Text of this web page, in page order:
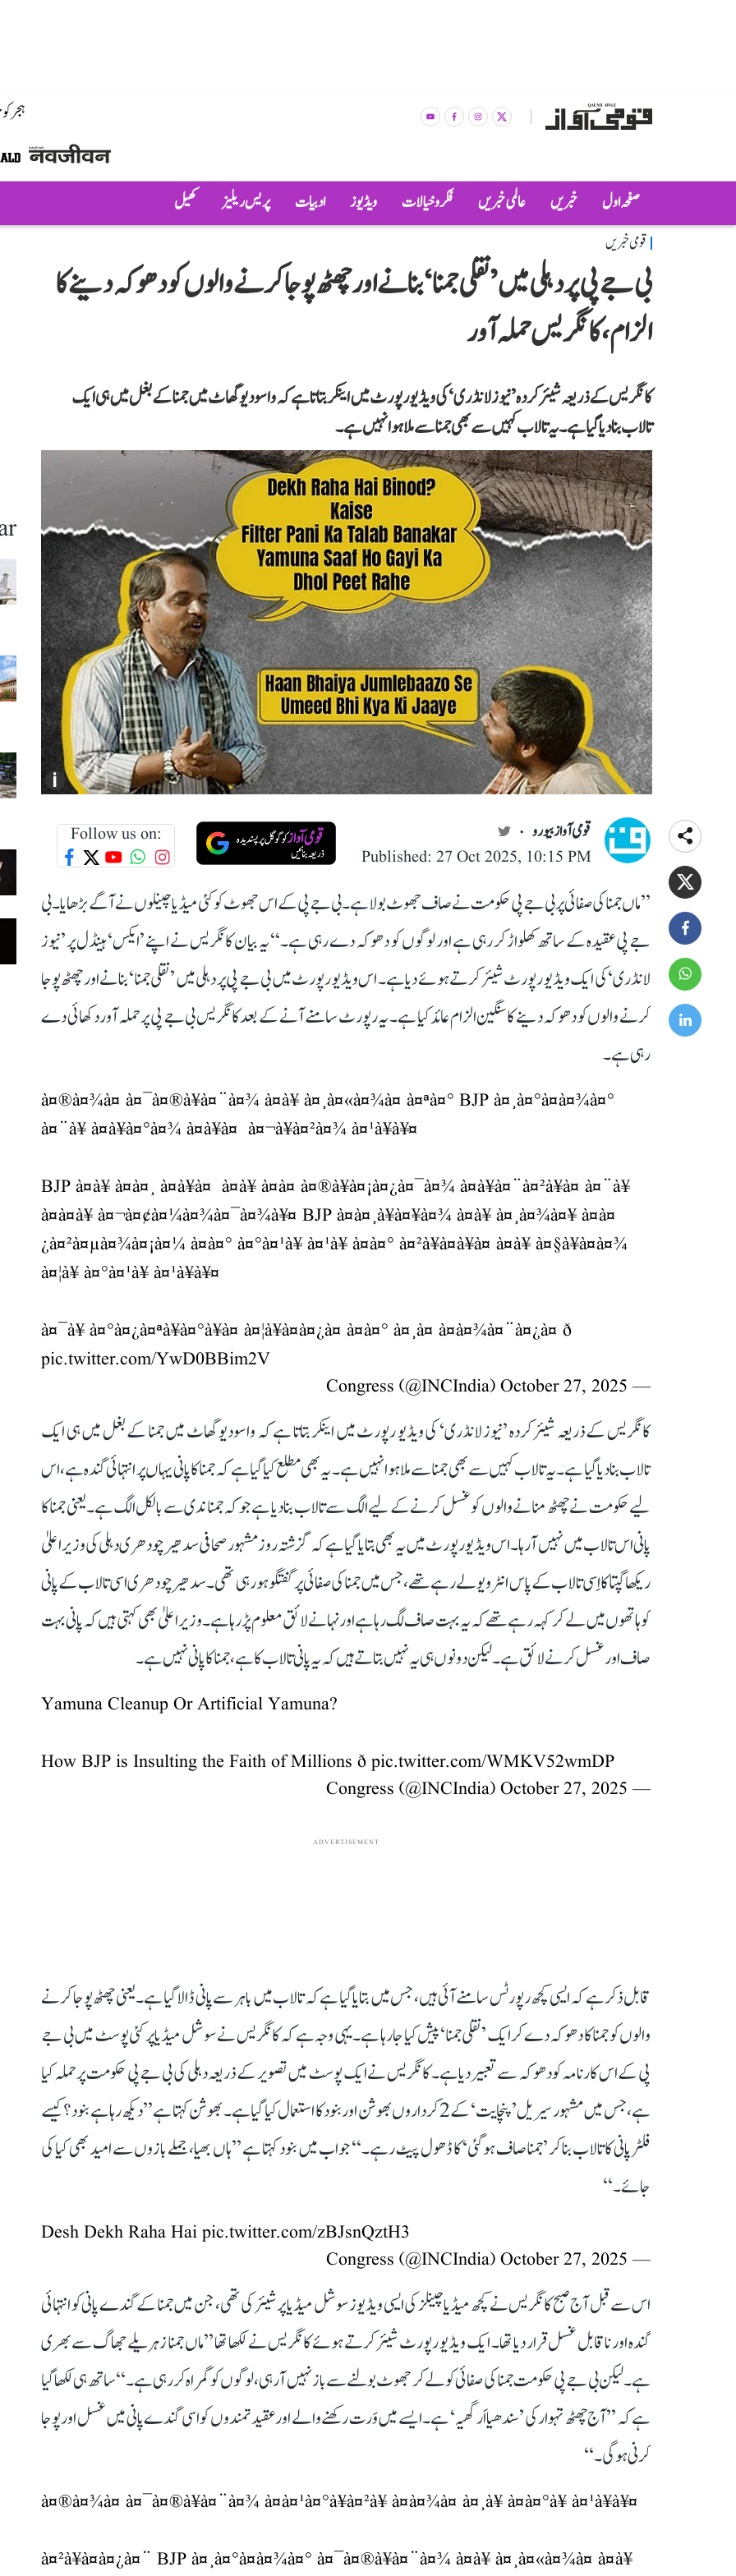
ہجر
صفحہ اول خبریں عالمی خبریں فکر و خیالات ویڈیوز ادبیات پریس ریلیز کھیل
قومی خبریں
بی جے پی پر دہلی میں ’نقلی جمنا‘ بنانے اور چھٹھ پوجا کرنے والوں کو دھوکہ دینے کا
الزام، کانگریس حملہ آور
کانگریس کے ذریعہ شیئر کردہ ’نیوز لانڈری‘ کی ویڈیو رپورٹ میں اینکر بتاتا ہے کہ واسودیو گھاٹ میں جمنا کے بغل میں ہی ایک
تالاب بنا دیا گیا ہے۔ یہ تالاب کہیں سے بھی جمنا سے ملا ہوا نہیں ہے۔
i
قومی آواز بیورو
Published: 27 Oct 2025, 10:15 PM
Follow us on:
’’ماں جمنا کی صفائی پر بی جے پی حکومت نے صاف جھوٹ بولا ہے۔ بی جے پی کے اس جھوٹ کو کئی میڈیا چینلوں نے آگے بڑھایا۔ بی
جے پی عقیدہ کے ساتھ کھلواڑ کر رہی ہے اور لوگوں کو دھوکہ دے رہی ہے۔‘‘ یہ بیان کانگریس نے اپنے ’ایکس‘ ہینڈل پر ’نیوز
لانڈری‘ کی ایک ویڈیو رپورٹ شیئر کرتے ہوئے دیا ہے۔ اس ویڈیو رپورٹ میں بی جے پی پر دہلی میں ’نقلی جمنا‘ بنانے اور چھٹھ پوجا
کرنے والوں کو دھوکہ دینے کا سنگین الزام عائد کیا ہے۔ یہ رپورٹ سامنے آنے کے بعد کانگریس بی جے پی پر حملہ آور دکھائی دے
رہی ہے۔
à¤®à¤¾à¤ à¤¯à¤®à¥à¤¨à¤¾ à¤à¥ à¤¸à¤«à¤¾à¤ à¤ªà¤° BJP à¤¸à¤°à¤à¤¾à¤°
à¤¨à¥ à¤à¥à¤°à¤¾ à¤à¥à¤ à¤¬à¥à¤²à¤¾ à¤¹à¥à¥¤
BJP à¤à¥ à¤à¤¸ à¤à¥à¤ à¤à¥ à¤à¤ à¤®à¥à¤¡à¤¿à¤¯à¤¾ à¤à¥à¤¨à¤²à¥à¤ à¤¨à¥
à¤à¤à¥ à¤¬à¤¢à¤¼à¤¾à¤¯à¤¾à¥¤ BJP à¤à¤¸à¥à¤¥à¤¾ à¤à¥ à¤¸à¤¾à¤¥ à¤à¤
¿à¤²à¤µà¤¾à¤¡à¤¼ à¤à¤° à¤°à¤¹à¥ à¤¹à¥ à¤à¤° à¤²à¥à¤à¥à¤ à¤à¥ à¤§à¥à¤à¤¾
à¤¦à¥ à¤°à¤¹à¥ à¤¹à¥à¥¤
à¤¯à¥ à¤°à¤¿à¤ªà¥à¤°à¥à¤ à¤¦à¥à¤à¤¿à¤ à¤à¤° à¤¸à¤ à¤à¤¾à¤¨à¤¿à¤ ð
pic.twitter.com/YwD0BBim2V
— Congress (@INCIndia)
October 27, 2025
کانگریس کے ذریعہ شیئر کردہ ’نیوز لانڈری‘ کی ویڈیو رپورٹ میں اینکر بتاتا ہے کہ واسودیو گھاٹ میں جمنا کے بغل میں ہی ایک
تالاب بنا دیا گیا ہے۔ یہ تالاب کہیں سے بھی جمنا سے ملا ہوا نہیں ہے۔ یہ بھی مطلع کیا گیا ہے کہ جمنا کا پانی یہاں پر انتہائی گندہ ہے، اس
لیے حکومت نے چھٹھ منانے والوں کو غسل کرنے کے لیے الگ سے تالاب بنا دیا ہے جو کہ جمنا ندی سے بالکل الگ ہے۔ یعنی جمنا کا
پانی اس تالاب میں نہیں آ رہا۔ اس ویڈیو رپورٹ میں یہ بھی بتایا گیا ہے کہ گزشتہ روز مشہور صحافی سدھیر چودھری دہلی کی وزیر اعلیٰ
ریکھا گپتا کا اِسی تالاب کے پاس انٹرویو لے رہے تھے، جس میں جمنا کی صفائی پر گفتگو ہو رہی تھی۔ سدھیر چودھری اسی تالاب کے پانی
کو ہاتھوں میں لے کر کہہ رہے تھے کہ یہ بہت صاف لگ رہا ہے اور نہانے لائق معلوم پڑ رہا ہے۔ وزیر اعلیٰ بھی کہتی ہیں کہ پانی بہت
صاف اور غسل کرنے لائق ہے۔ لیکن دونوں ہی یہ نہیں بتاتے ہیں کہ یہ پانی تالاب کا ہے، جمنا کا پانی نہیں ہے۔
Yamuna Cleanup Or Artificial Yamuna?
How BJP is Insulting the Faith of Millions ðpic.twitter.com/WMKV52wmDP
— Congress (@INCIndia)
October 27, 2025
ADVERTISEMENT
قابل ذکر ہے کہ ایسی کچھ رپورٹس سامنے آئی ہیں، جس میں بتایا گیا ہے کہ تالاب میں باہر سے پانی ڈالا گیا ہے۔ یعنی چھٹھ پوجا کرنے
والوں کو جمنا کا دھوکہ دے کر ایک ’نقلی جمنا‘ پیش کیا جا رہا ہے۔ یہی وجہ ہے کہ کانگریس نے سوشل میڈیا پر کئی پوسٹ میں بی جے
پی کے اس کارنامہ کو دھوکہ سے تعبیر دیا ہے۔ کانگریس نے ایک پوسٹ میں تصویر کے ذریعہ دہلی کی بی جے پی حکومت پر حملہ کیا
ہے، جس میں مشہور سیریل ’پنچایت‘ کے 2 کرداروں بھوشن اور بنود کا استعمال کیا گیا ہے۔ بھوشن کہتا ہے ’’دیکھ رہا ہے بنود؟ کیسے
فلٹر پانی کا تالاب بنا کر ’جمنا صاف ہو گئی‘ کا ڈھول پیٹ رہے۔‘‘ جواب میں بنود کہتا ہے ’’ہاں بھیا، جملے بازوں سے امید بھی کیا کی
جائے۔‘‘
Desh Dekh Raha Haipic.twitter.com/zBJsnQztH3
— Congress (@INCIndia)
October 27, 2025
اس سے قبل آج صبح کانگریس نے کچھ میڈیا چینلز کی ایسی ویڈیوز سوشل میڈیا پر شیئر کی تھی، جن میں جمنا کے گندے پانی کو انتہائی
گندہ اور ناقابل غسل قرار دیا تھا۔ ایک ویڈیو رپورٹ شیئر کرتے ہوئے کانگریس نے لکھا تھا ’’ماں جمنا زہریلے جھاگ سے بھری
ہے۔ لیکن بی جے پی حکومت جمنا کی صفائی کو لے کر جھوٹ بولنے سے باز نہیں آ رہی، لوگوں کو گمراہ کر رہی ہے۔‘‘ ساتھ ہی لکھا گیا
ہے کہ ’’آج چھٹھ تہوار کی ’سندھیا اَرگھیہ‘ ہے۔ ایسے میں وَرت رکھنے والے اور عقیدتمندوں کو اسی گندے پانی میں غسل اور پوجا
کرنی ہوگی۔‘‘
à¤®à¤¾à¤ à¤¯à¤®à¥à¤¨à¤¾ à¤à¤¹à¤°à¥à¤²à¥ à¤à¤¾à¤ à¤¸à¥ à¤­à¤°à¥ à¤¹à¥à¥¤
à¤²à¥à¤à¤¿à¤¨ BJP à¤¸à¤°à¤à¤¾à¤° à¤¯à¤®à¥à¤¨à¤¾ à¤à¥ à¤¸à¤«à¤¾à¤ à¤à¥